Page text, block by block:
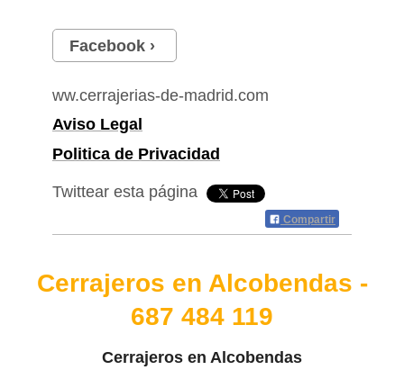
Facebook
ww.cerrajerias-de-madrid.com
Aviso Legal
Politica de Privacidad
Twittear esta página
Compartir
Cerrajeros en Alcobendas -
687 484 119
Cerrajeros en Alcobendas